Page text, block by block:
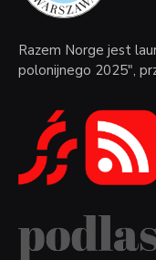
Razem Norge jest
polonijnego 2025",